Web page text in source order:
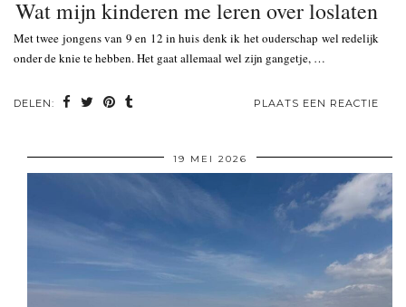
Wat mijn kinderen me leren over loslaten
Met twee jongens van 9 en 12 in huis denk ik het ouderschap wel redelijk
onder de knie te hebben. Het gaat allemaal wel zijn gangetje, …
DELEN: PLAATS EEN REACTIE
19 MEI 2026